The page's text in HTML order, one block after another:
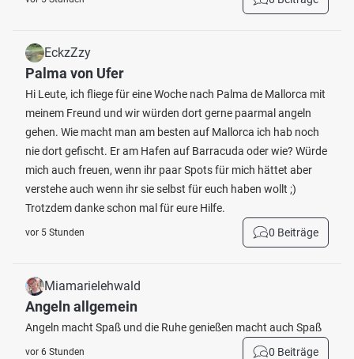
EckzZzy
Palma von Ufer
Hi Leute, ich fliege für eine Woche nach Palma de Mallorca mit
meinem Freund und wir würden dort gerne paarmal angeln
gehen. Wie macht man am besten auf Mallorca ich hab noch
nie dort gefischt. Er am Hafen auf Barracuda oder wie? Würde
mich auch freuen, wenn ihr paar Spots für mich hättet aber
verstehe auch wenn ihr sie selbst für euch haben wollt ;)
Trotzdem danke schon mal für eure Hilfe.
vor 5 Stunden 0 Beiträge
Miamarielehwald
Angeln allgemein
Angeln macht Spaß und die Ruhe genießen macht auch Spaß
vor 6 Stunden 0 Beiträge